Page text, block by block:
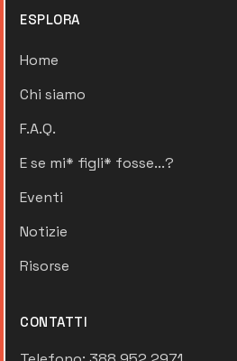
ESPLORA
Home
Chi siamo
F.A.Q.
E se mi* figli* fosse...?
Eventi
Notizie
Risorse
CONTATTI